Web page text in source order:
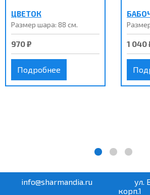
ЦВЕТОК
Размер шара: 88 см.
970 ₽
Подробнее
1 040
info@sharmandia.ru
ул.
корп.1